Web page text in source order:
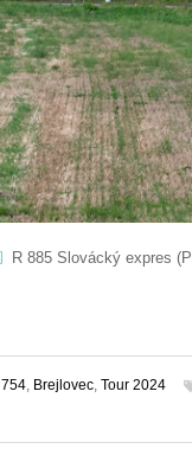
R 885 Slovácký expres
754 Brejlovec Tour 2024